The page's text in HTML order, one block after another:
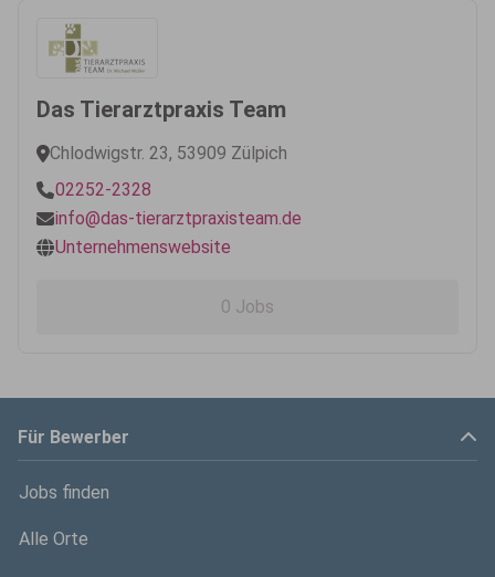
Das Tierarztpraxis Team
Chlodwigstr. 23, 53909 Zülpich
02252-2328
info@das-tierarztpraxisteam.de
Unternehmenswebsite
0 Jobs
Für Bewerber
Jobs finden
Alle Orte